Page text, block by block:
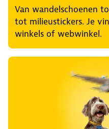
Van wandelschoenen
tot milieustickers. Je
winkels of webwinkel.